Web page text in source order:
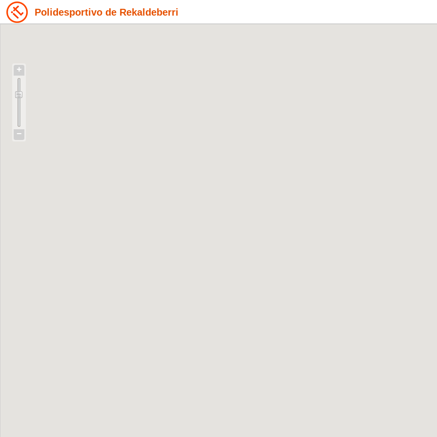
Polidesportivo de Rekaldeberri
+
−